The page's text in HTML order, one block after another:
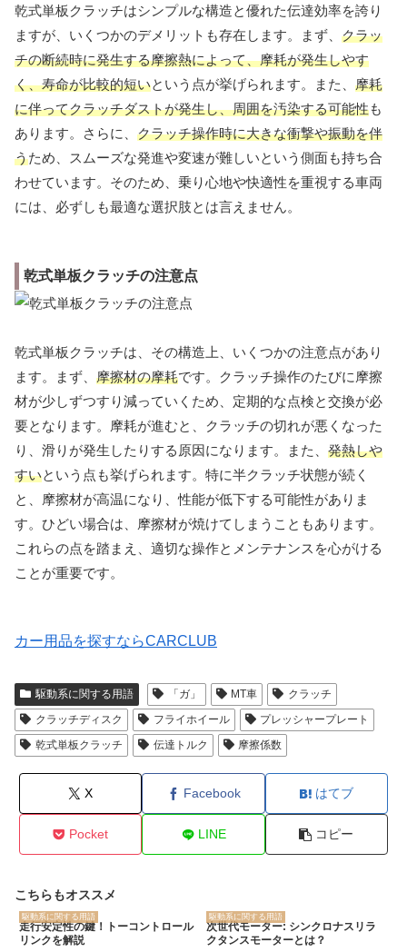
乾式単板クラッチはシンプルな構造と優れた伝達効率を誇り
ますが、いくつかのデメリットも存在します。まず、 クラッ
チの断続時に発生する摩擦熱によって、摩耗が発生しやす
く、寿命が比較的短いという点が挙げられます。また、 摩耗
に伴ってクラッチダストが発生し、周囲を汚染する可能性も
あります。さらに、 クラッチ操作時に大きな衝撃や振動を伴
うため、スムーズな発進や変速が難しいという側面も持ち合
わせています。そのため、乗り心地や快適性を重視する車両
には、必ずしも最適な選択肢とは言えません。
乾式単板クラッチの注意点
乾式単板クラッチは、その構造上、いくつかの注意点があり
ます。まず、 摩擦材の摩耗です。クラッチ操作のたびに摩擦
材が少しずつすり減っていくため、定期的な点検と交換が必
要となります。摩耗が進むと、クラッチの切れが悪くなった
り、滑りが発生したりする原因になります。また、 発熱しや
すいという点も挙げられます。特に半クラッチ状態が続く
と、摩擦材が高温になり、性能が低下する可能性がありま
す。ひどい場合は、摩擦材が焼けてしまうこともあります。
これらの点を踏まえ、適切な操作とメンテナンスを心がける
ことが重要です。
カー用品を探すならCARCLUB
駆動系に関する用語 「ガ」 MT車
クラッチ
クラッチディスク
フライホイール
プレッシャープレート
乾式単板クラッチ
伝達トルク 摩擦係数
X Facebook はてブ
Pocket LINE コピー
こちらもオススメ
駆動系に関する用語
走行安定性の鍵！トーコントロール
リンクを解説
駆動系に関する用語
次世代モーター: シンクロナスリラ
クタンスモーターとは？